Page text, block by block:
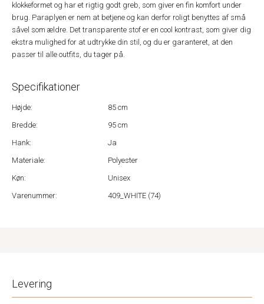
klokkeformet og har et rigtig godt greb, som giver en fin komfort under
brug. Paraplyen er nem at betjene og kan derfor roligt benyttes af små
såvel som ældre. Det transparente stof er en cool kontrast, som giver dig
ekstra mulighed for at udtrykke din stil, og du er garanteret, at den
passer til alle outfits, du tager på.
Specifikationer
Højde:
85 cm
Bredde:
95 cm
Hank:
Ja
Materiale:
Polyester
Køn:
Unisex
Varenummer:
409_WHITE (74)
Levering